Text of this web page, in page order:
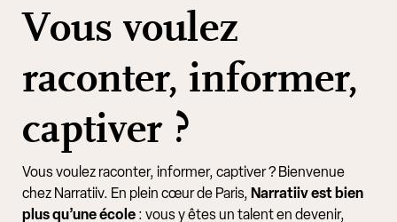
Vous voulez
raconter, informer,
captiver ?
Vous voulez raconter, informer, captiver ? Bienvenue
chez Narratiiv. En plein cœur de Paris, Narratiiv est bien
plus qu’une école : vous y êtes un talent en devenir,